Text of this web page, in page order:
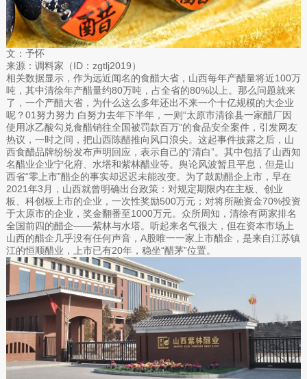
文：予怀
来源：调料家（ID：zgtlj2019）
相关数据显示，作为远近闻名的食醋大省，山西每年产醋量将近100万
吨，其中清徐年产醋量约80万吨，占全省的80%以上。那么问题就来
了，一个产醋大省，为什么这么多年还出不来一个十亿规模的大企业
呢？01努力努力 白努力去年下半年，一则“太原市清徐县一家醋厂因
使用冰乙酸勾兑食醋销往全国被罚款百万”的食品安全案件，引发网友
热议，一时之间，把山西陈醋推向风口浪尖。这起事件披露之后，山
西食醋品牌纷纷发布声明回应，表示自己的“清白”。其中包括了山西知
名醋业企业宁化府、水塔和紫林醋业等。舆论风波暂且平息，但是山
西省“零上市”醋企的事实却迟迟未能改变。为了鼓励醋企上市，早在
2021年3月，山西就曾明确出台政策：对规定期限内在主板、创业
板、科创板上市的企业，一次性奖励500万元；对将所融资金70%投资
于太原市的企业，奖金翻番至1000万元。众所周知，清徐有两家排名
全国前四的醋企——紫林与水塔。听起来名气很大，但在资本市场上
山西的醋企几乎没有任何声音，A股唯一一家上市醋企，是来自江苏镇
江的恒顺醋业，上市已有20年，稳坐“醋茅”位置。